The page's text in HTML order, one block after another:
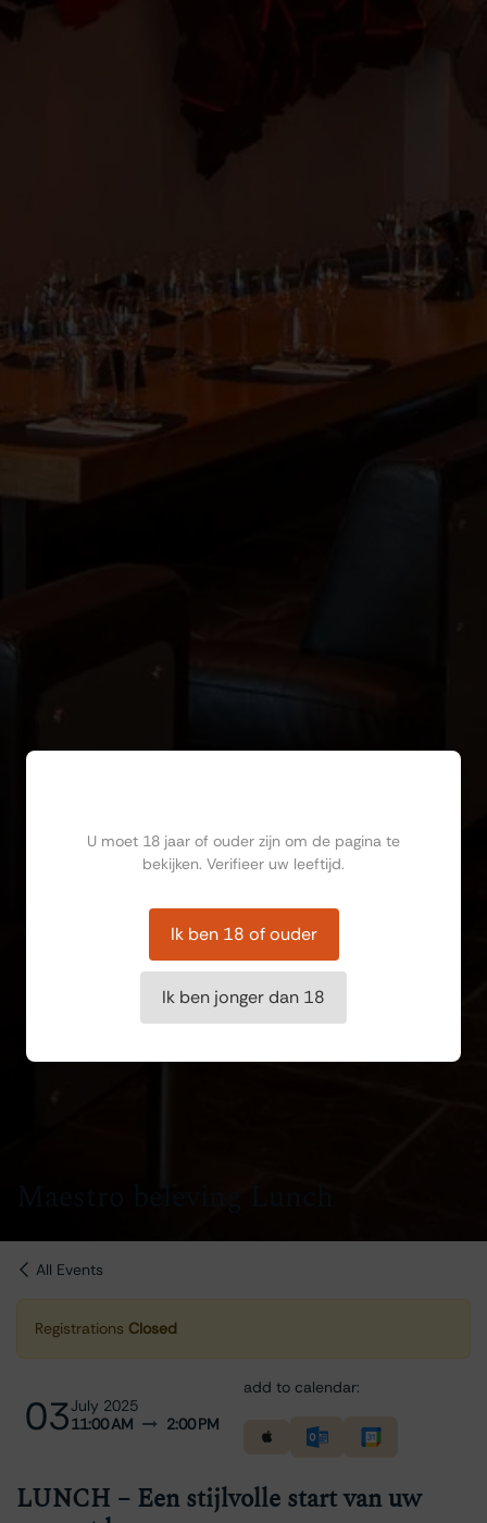
All Events
Registrations Closed
03July 2025
11:00 AM
2:00 PM
add to calendar:
LUNCH – Een stijlvolle start van uw
U moet 18 jaar of ouder zijn om de pagina te
bekijken. Verifieer uw leeftijd.
Ik ben 18 of ouder
Ik ben jonger dan 18